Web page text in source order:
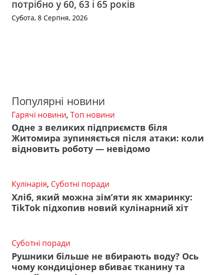
потрібно у 60, 63 і 65 років
Субота, 8 Серпня, 2026
Популярні новини
Гарячі новини, Топ новини
Одне з великих підприємств біля
Житомира зупиняється після атаки: коли
відновить роботу — невідомо
Кулінарія, Суботні поради
Хліб, який можна зім’яти як хмаринку:
TikTok підхопив новий кулінарний хіт
Суботні поради
Рушники більше не вбирають воду? Ось
чому кондиціонер вбиває тканину та